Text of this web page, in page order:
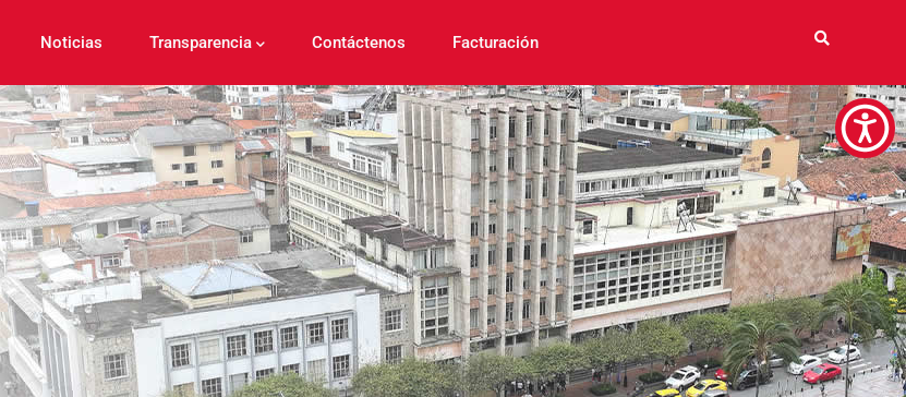
Noticias Transparencia Contáctenos Facturación